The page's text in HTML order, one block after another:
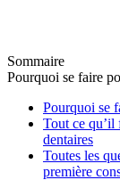
Sommaire
Pourquoi se faire
Pourquoi se
Tout ce qu’il
dentaires
Toutes les
première